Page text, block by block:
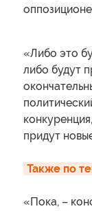
«Либо это
либо будут
придут
Также по
«Пока, –